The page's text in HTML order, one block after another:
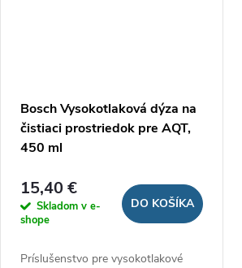
Bosch Vysokotlaková dýza na
čistiaci prostriedok pre AQT,
450 ml
15,40 €
Skladom v e-
shope
DO KOŠÍKA
Príslušenstvo pre vysokotlakové